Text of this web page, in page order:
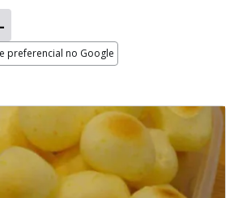
preferencial no Google